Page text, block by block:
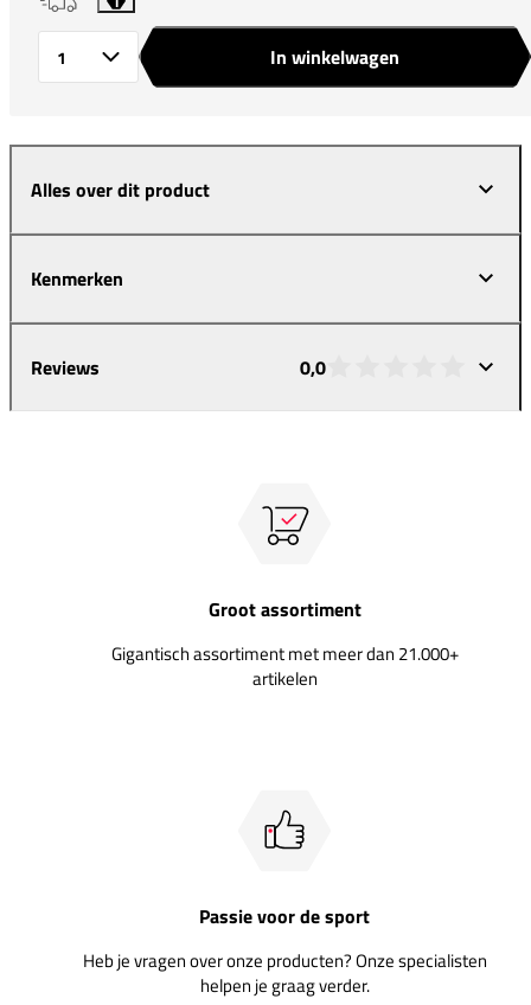
In winkelwagen
Alles over dit product
Kenmerken
Reviews 0,0
Groot assortiment
Gigantisch assortiment met meer dan 21.000+
artikelen
Passie voor de sport
Heb je vragen over onze producten? Onze specialisten
helpen je graag verder.